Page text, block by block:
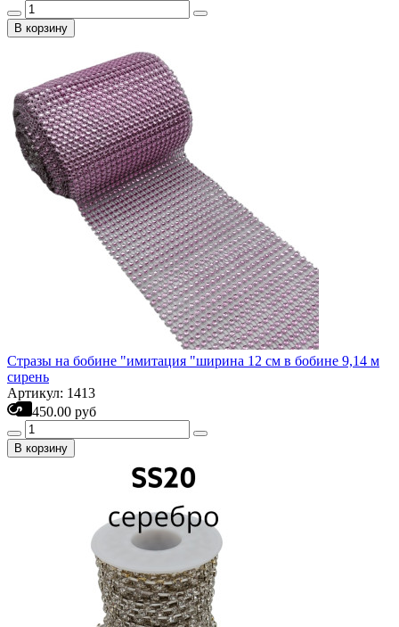
В корзину
Стразы на бобине "имитация "ширина 12 см в бобине 9,14 м
сирень
Артикул: 1413
450.00 руб
В корзину